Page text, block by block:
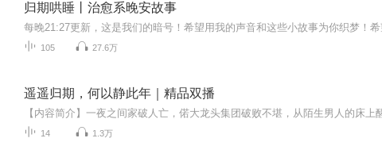
归期哄睡丨治愈系晚安故事
105 27.6万
遥遥归期，何以静此年｜精品双播
14 1.3万